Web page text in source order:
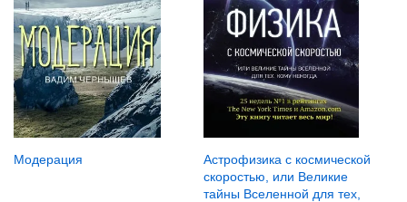
Модерация
Астрофизика с космической
скоростью, или Великие
тайны Вселенной для тех,